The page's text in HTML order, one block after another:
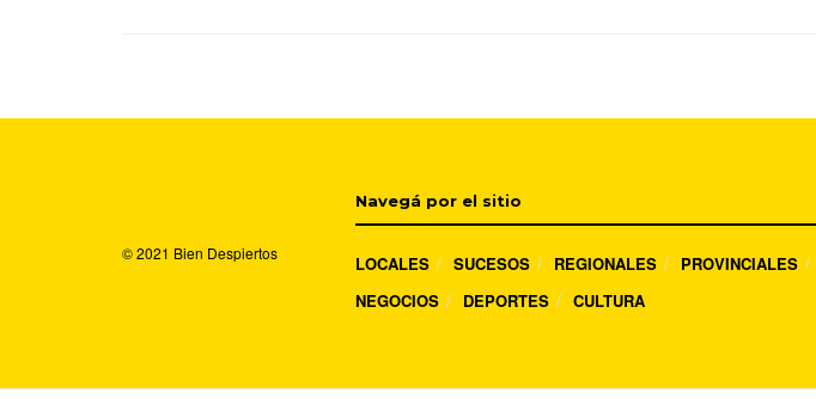
© 2021 Bien Despiertos
Navegá por el sitio
LOCALES SUCESOS REGIONALES PROVINCIALES
NEGOCIOS
DEPORTES CULTURA